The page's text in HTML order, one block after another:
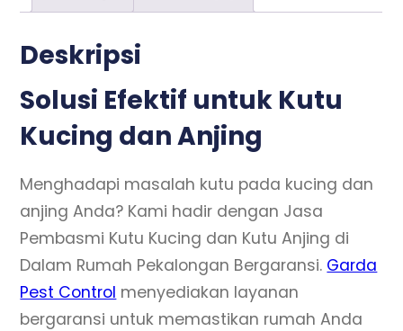
Deskripsi
Solusi Efektif untuk Kutu
Kucing dan Anjing
Menghadapi masalah kutu pada kucing dan
anjing Anda? Kami hadir dengan Jasa
Pembasmi Kutu Kucing dan Kutu Anjing di
Dalam Rumah Pekalongan Bergaransi. Garda
Pest Control menyediakan layanan
bergaransi untuk memastikan rumah Anda